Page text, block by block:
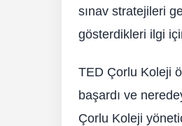
sınav stratejileri
gösterdikleri ilgi
TED Çorlu Koleji
başardı ve
Çorlu Koleji